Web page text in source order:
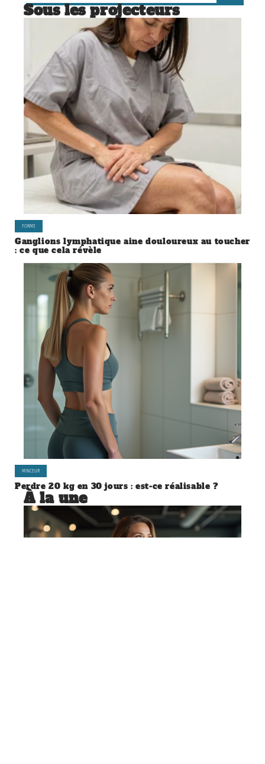
Sous les projecteurs
FORME
Ganglions lymphatique aine douloureux au toucher
: ce que cela révèle
MINCEUR
Perdre 20 kg en 30 jours : est-ce réalisable ?
À la une